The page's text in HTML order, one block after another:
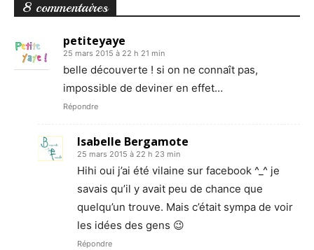
8 commentaires
petiteyaye
25 mars 2015 à 22 h 21 min
belle découverte ! si on ne connaît pas,
impossible de deviner en effet…
Répondre
Isabelle Bergamote
25 mars 2015 à 22 h 23 min
Hihi oui j’ai été vilaine sur facebook ^_^ je
savais qu’il y avait peu de chance que
quelqu’un trouve. Mais c’était sympa de voir
les idées des gens 😉
Répondre